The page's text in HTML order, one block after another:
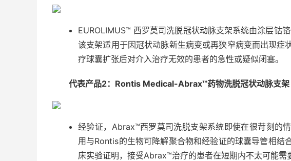
EUROLIMUS™ 西罗莫司洗脱冠状动脉支架系统由涂层钴
该支架适用于因冠状动脉新生病变或再狭窄病变而出现症
疗球囊扩张后对介入治疗无效的患者的急性或疑似闭塞。
代表产品2：Rontis Medical-Abrax™药物洗脱冠状动脉支架
经验证，Abrax™西罗莫司洗脱支架系统即使在很苛刻的
用与Rontis的生物可降解聚合物和经验证的球囊导管相结
床实验证明，接受Abrax™治疗的患者在短期内不太可能需